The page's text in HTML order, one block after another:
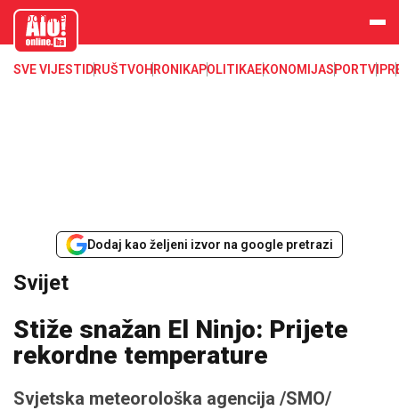
aloonline.b
SVE VIJESTI DRUŠTVOHRONIKAPOLITIKAEKONOMIJASPORTVIP
Dodaj kao željeni izvor na google pretrazi
Svijet
Stiže snažan El Ninjo: Prijete
rekordne temperature
Svjetska meteorološka agencija /SMO/